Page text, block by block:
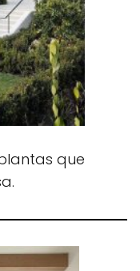
que